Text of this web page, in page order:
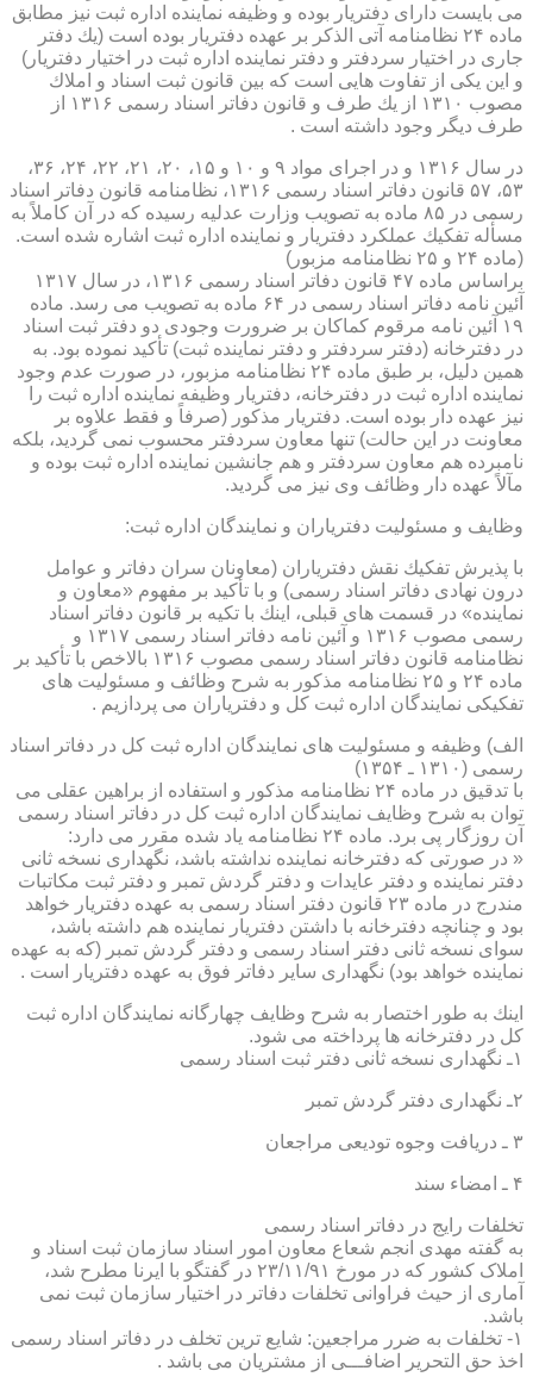
می بایست دارای دفتریار بوده و وظیفه نماینده اداره ثبت نیز مطابق
ماده ۲۴ نظامنامه آتی الذكر بر عهده دفتریار بوده است (یك دفتر
جاری در اختیار سردفتر و دفتر نماینده اداره ثبت در اختیار دفتریار)
و این یكی از تفاوت هایی است كه بین قانون ثبت اسناد و املاك
مصوب ۱۳۱۰ از یك طرف و قانون دفاتر اسناد رسمی ۱۳۱۶ از
طرف دیگر وجود داشته است .
در سال ۱۳۱۶ و در اجرای مواد ۹ و ۱۰ و ۱۵، ۲۰، ۲۱، ۲۲، ۲۴، ۳۶،
۵۳، ۵۷ قانون دفاتر اسناد رسمی ۱۳۱۶، نظامنامه قانون دفاتر اسناد
رسمی در ۸۵ ماده به تصویب وزارت عدلیه رسیده كه در آن كاملاً به
مسأله تفكیك عملكرد دفتریار و نماینده اداره ثبت اشاره شده است.
(ماده ۲۴ و ۲۵ نظامنامه مزبور)
براساس ماده ۴۷ قانون دفاتر اسناد رسمی ۱۳۱۶، در سال ۱۳۱۷
آئین نامه دفاتر اسناد رسمی در ۶۴ ماده به تصویب می رسد. ماده
۱۹ آئین نامه مرقوم كماكان بر ضرورت وجودی دو دفتر ثبت اسناد
در دفترخانه (دفتر سردفتر و دفتر نماینده ثبت) تأكید نموده بود. به
همین دلیل، بر طبق ماده ۲۴ نظامنامه مزبور، در صورت عدم وجود
نماینده اداره ثبت در دفترخانه، دفتریار وظیفه نماینده اداره ثبت را
نیز عهده دار بوده است. دفتریار مذكور (صرفاً و فقط علاوه بر
معاونت در این حالت) تنها معاون سردفتر محسوب نمی گردید، بلكه
نامبرده هم معاون سردفتر و هم جانشین نماینده اداره ثبت بوده و
مآلاً عهده دار وظائف وی نیز می گردید.
وظایف و مسئولیت دفتریاران و نمایندگان اداره ثبت:
با پذیرش تفكیك نقش دفتریاران (معاونان سران دفاتر و عوامل
درون نهادی دفاتر اسناد رسمی) و با تأكید بر مفهوم «معاون و
نماینده» در قسمت های قبلی، اینك با تكیه بر قانون دفاتر اسناد
رسمی مصوب ۱۳۱۶ و آئین نامه دفاتر اسناد رسمی ۱۳۱۷ و
نظامنامه قانون دفاتر اسناد رسمی مصوب ۱۳۱۶ بالاخص با تأكید بر
ماده ۲۴ و ۲۵ نظامنامه مذكور به شرح وظائف و مسئولیت های
تفكیكی نمایندگان اداره ثبت كل و دفتریاران می پردازیم .
الف) وظیفه و مسئولیت های نمایندگان اداره ثبت كل در دفاتر اسناد
رسمی (۱۳۱۰ ـ ۱۳۵۴)
با تدقیق در ماده ۲۴ نظامنامه مذكور و استفاده از براهین عقلی می
توان به شرح وظایف نمایندگان اداره ثبت كل در دفاتر اسناد رسمی
آن روزگار پی برد. ماده ۲۴ نظامنامه یاد شده مقرر می دارد:
« در صورتی كه دفترخانه نماینده نداشته باشد، نگهداری نسخه ثانی
دفتر نماینده و دفتر عایدات و دفتر گردش تمبر و دفتر ثبت مكاتبات
مندرج در ماده ۲۳ قانون دفتر اسناد رسمی به عهده دفتریار خواهد
بود و چنانچه دفترخانه با داشتن دفتریار نماینده هم داشته باشد،
سوای نسخه ثانی دفتر اسناد رسمی و دفتر گردش تمبر (كه به عهده
نماینده خواهد بود) نگهداری سایر دفاتر فوق به عهده دفتریار است .
اینك به طور اختصار به شرح وظایف چهارگانه نمایندگان اداره ثبت
كل در دفترخانه ها پرداخته می شود.
۱ـ نگهداری نسخه ثانی دفتر ثبت اسناد رسمی
۲ـ نگهداری دفتر گردش تمبر
۳ ـ دریافت وجوه تودیعی مراجعان
۴ ـ امضاء سند
تخلفات رایج در دفاتر اسناد رسمی
به گفته مهدی انجم شعاع معاون امور اسناد سازمان ثبت اسناد و
املاک کشور که در مورخ ۲۳/۱۱/۹۱ در گفتگو با ایرنا مطرح شد،
آماری از حیث فراوانی تخلفات دفاتر در اختیار سازمان ثبت نمی
باشد.
۱- تخلفات به ضرر مراجعین: شایع ترین تخلف در دفاتر اسناد رسمی
اخذ حق التحریر اضافـــی از مشتریان می باشد .